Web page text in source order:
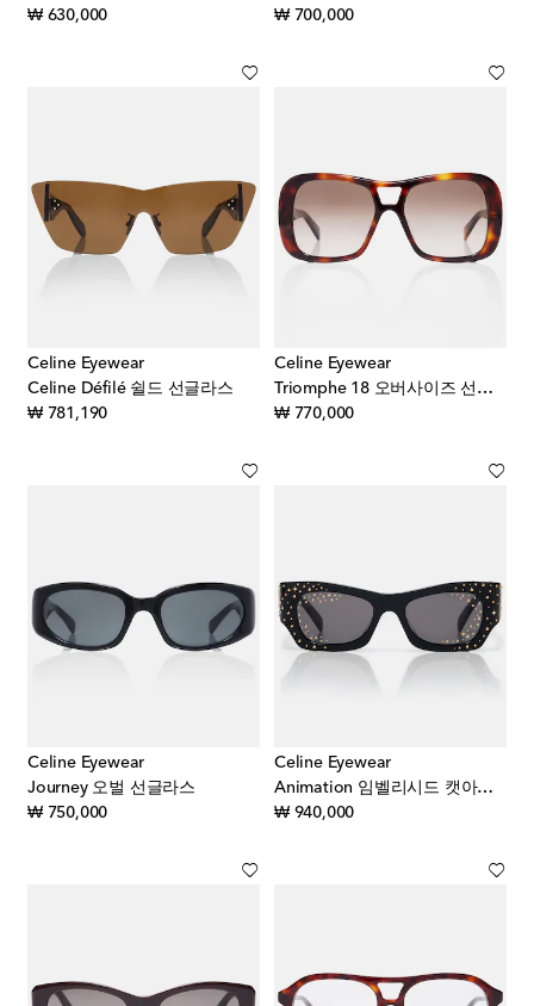
₩ 630,000original price
₩ 700,000original price
Celine Eyewear
Celine Défilé 쉴드 선글라스
₩ 781,190original price
Celine Eyewear
Triomphe 18 오버사이즈 선글라스
₩ 770,000original price
Celine Eyewear
Journey 오벌 선글라스
₩ 750,000original price
Celine Eyewear
Animation 임벨리시드 캣아이 선글라스
₩ 940,000original price